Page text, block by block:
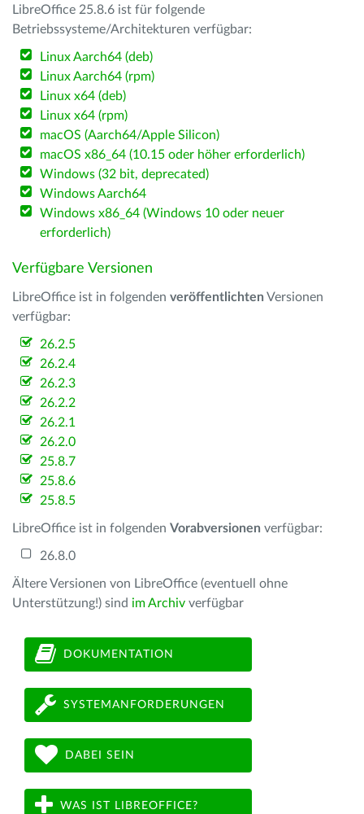
LibreOffice 25.8.6 ist für folgende
Betriebssysteme/Architekturen verfügbar:
Linux Aarch64 (deb)
Linux Aarch64 (rpm)
Linux x64 (deb)
Linux x64 (rpm)
macOS (Aarch64/Apple Silicon)
macOS x86_64 (10.15 oder höher erforderlich)
Windows (32 bit, deprecated)
Windows Aarch64
Windows x86_64 (Windows 10 oder neuer
erforderlich)
Verfügbare Versionen
LibreOffice ist in folgenden veröffentlichten Versionen
verfügbar:
26.2.5
26.2.4
26.2.3
26.2.2
26.2.1
26.2.0
25.8.7
25.8.6
25.8.5
LibreOffice ist in folgenden Vorabversionen verfügbar:
26.8.0
Ältere Versionen von LibreOffice (eventuell ohne
Unterstützung!) sind im Archiv verfügbar
DOKUMENTATION
SYSTEMANFORDERUNGEN
DABEI SEIN
WAS IST LIBREOFFICE?